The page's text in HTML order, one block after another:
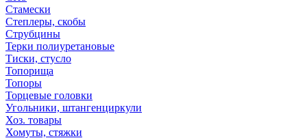
Стамески
Степлеры, скобы
Струбцины
Терки полиуретановые
Тиски, стусло
Топорища
Топоры
Торцевые головки
Угольники, штангенциркули
Хоз. товары
Хомуты, стяжки